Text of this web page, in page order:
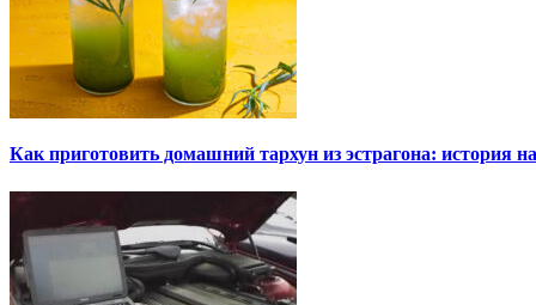
Как приготовить домашний тархун из эстрагона: история